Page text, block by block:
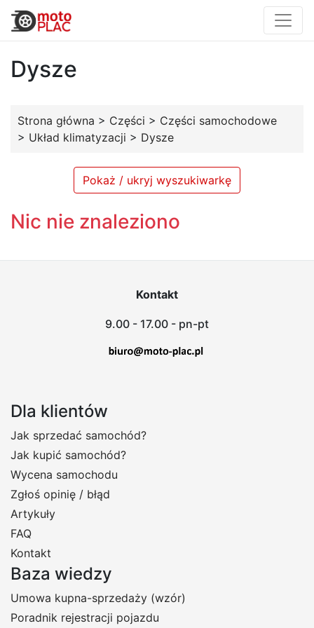
Dysze
Strona główna > Części > Części samochodowe
> Układ klimatyzacji > Dysze
Pokaż / ukryj wyszukiwarkę
Nic nie znaleziono
Kontakt
9.00 - 17.00 - pn-pt
Dla klientów
Jak sprzedać samochód?
Jak kupić samochód?
Wycena samochodu
Zgłoś opinię / błąd
Artykuły
FAQ
Kontakt
Baza wiedzy
Umowa kupna-sprzedaży (wzór)
Poradnik rejestracji pojazdu